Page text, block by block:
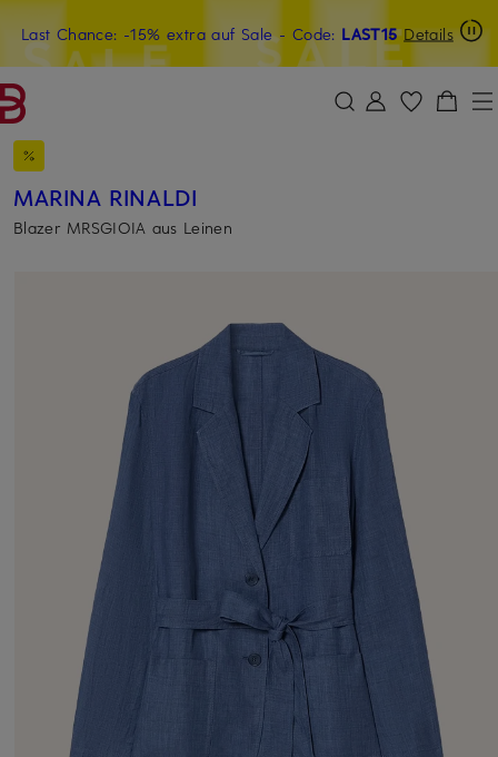
ZUM HAUPTINHALT ÜBERSPRINGEN ZUM SUCHFELD ÜBERSPRINGEN
Last Chance: -15% extra auf Sale- Code: LAST15 Details
15€-Willkommensgutschein mit Beyond sichern
MARINA RINALDI
Blazer MRSGIOIA aus Leinen